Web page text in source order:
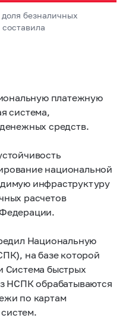
безналичных
платежную
система,
средств.
национальной
инфраструктуру
расчетов
Национальную
на базе которой
Система быстрых
НСПК обрабатываются
по картам